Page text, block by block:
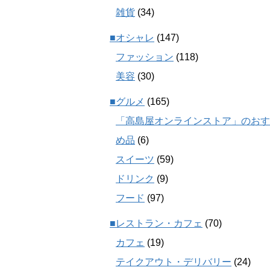
雑貨 (34)
■オシャレ (147)
ファッション (118)
美容 (30)
■グルメ (165)
「高島屋オンラインストア」のお
め品 (6)
スイーツ (59)
ドリンク (9)
フード (97)
■レストラン・カフェ (70)
カフェ (19)
テイクアウト・デリバリー (24)